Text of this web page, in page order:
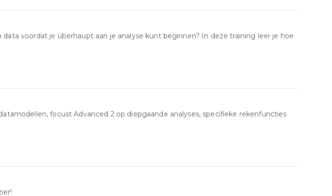
voordat je überhaupt aan je analyse kunt beginnen? In deze training leer je hoe
focust Advanced 2 op diepgaande analyses, specifieke rekenfuncties